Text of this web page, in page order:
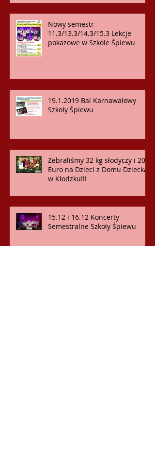
Nowy semestr
11.3/13.3/14.3/15.3 Lekcje
pokazowe w Szkole Śpiewu
19.1.2019 Bal Karnawałowy
Szkoły Śpiewu
Zebraliśmy 32 kg słodyczy i 200
Euro na Dzieci z Domu Dziecka
w Kłodzku!!!
15.12 i 16.12 Koncerty
Semestralne Szkoły Śpiewu